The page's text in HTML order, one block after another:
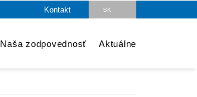
Kontakt SK
Naša zodpovednosť Aktuálne